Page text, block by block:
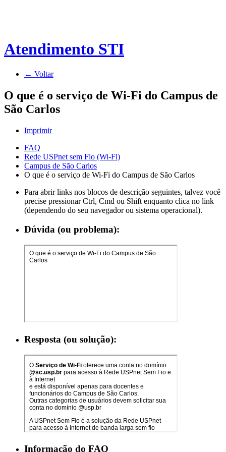
Atendimento STI
← Voltar
O que é o serviço de Wi-Fi do Campus de
São Carlos
Imprimir
FAQ
Rede USPnet sem Fio (Wi-Fi)
Campus de São Carlos
O que é o serviço de Wi-Fi do Campus de São Carlos
Para abrir links nos blocos de descrição seguintes, talvez você
precise pressionar Ctrl, Cmd ou Shift enquanto clica no link
(dependendo do seu navegador ou sistema operacional).
Dúvida (ou problema):
Resposta (ou solução):
Informação do FAQ